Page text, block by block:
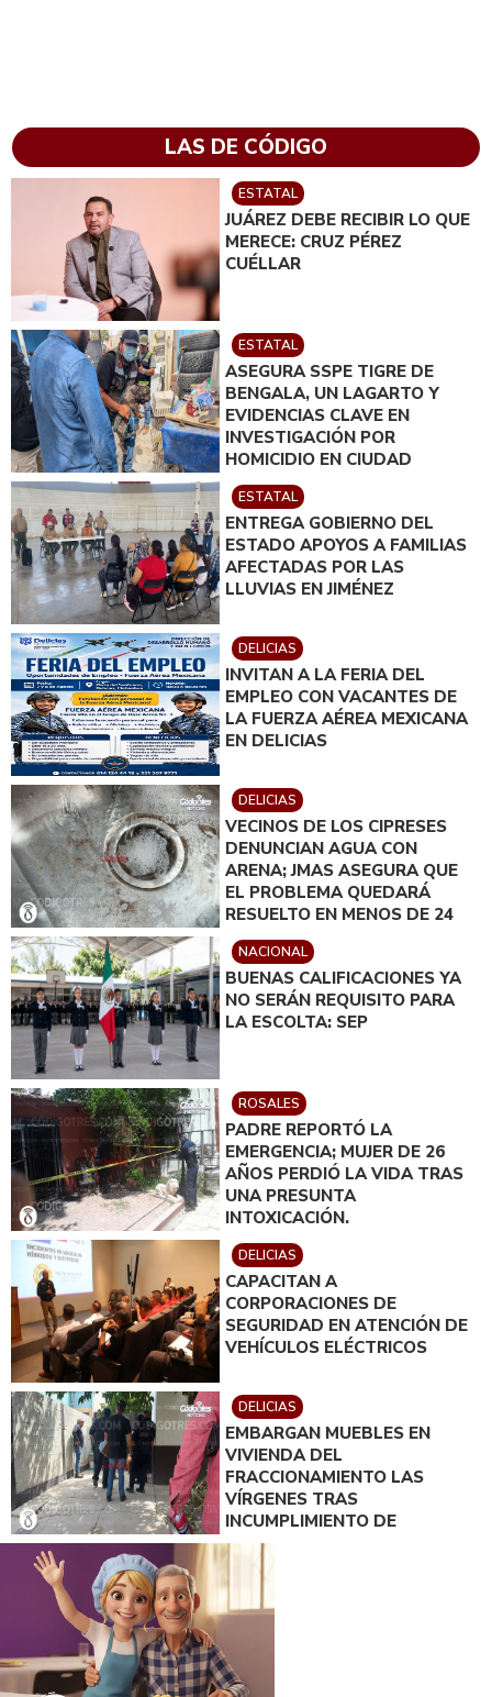
LAS DE CÓDIGO
ESTATAL
JUÁREZ DEBE RECIBIR LO QUE
MERECE: CRUZ PÉREZ
CUÉLLAR
ESTATAL
ASEGURA SSPE TIGRE DE
BENGALA, UN LAGARTO Y
EVIDENCIAS CLAVE EN
INVESTIGACIÓN POR
HOMICIDIO EN CIUDAD
JUÁREZ; EN CATEO
INSTRUIDO POR GILBERTO
LOYA
ESTATAL
ENTREGA GOBIERNO DEL
ESTADO APOYOS A FAMILIAS
AFECTADAS POR LAS
LLUVIAS EN JIMÉNEZ
DELICIAS
INVITAN A LA FERIA DEL
EMPLEO CON VACANTES DE
LA FUERZA AÉREA MEXICANA
EN DELICIAS
DELICIAS
VECINOS DE LOS CIPRESES
DENUNCIAN AGUA CON
ARENA; JMAS ASEGURA QUE
EL PROBLEMA QUEDARÁ
RESUELTO EN MENOS DE 24
HORAS
NACIONAL
BUENAS CALIFICACIONES YA
NO SERÁN REQUISITO PARA
LA ESCOLTA: SEP
ROSALES
PADRE REPORTÓ LA
EMERGENCIA; MUJER DE 26
AÑOS PERDIÓ LA VIDA TRAS
UNA PRESUNTA
INTOXICACIÓN.
DELICIAS
CAPACITAN A
CORPORACIONES DE
SEGURIDAD EN ATENCIÓN DE
VEHÍCULOS ELÉCTRICOS
DELICIAS
EMBARGAN MUEBLES EN
VIVIENDA DEL
FRACCIONAMIENTO LAS
VÍRGENES TRAS
INCUMPLIMIENTO DE
ACUERDO DE PAGO